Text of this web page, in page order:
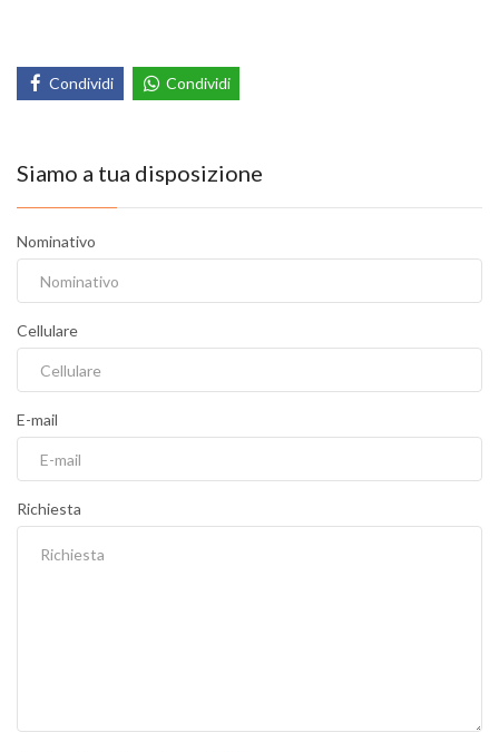
Condividi Condividi
Siamo a tua disposizione
Nominativo
Cellulare
E-mail
Richiesta